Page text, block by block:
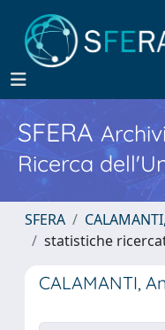
SFERA
Ricerca
SFERA
statistiche
CALAMANTI,